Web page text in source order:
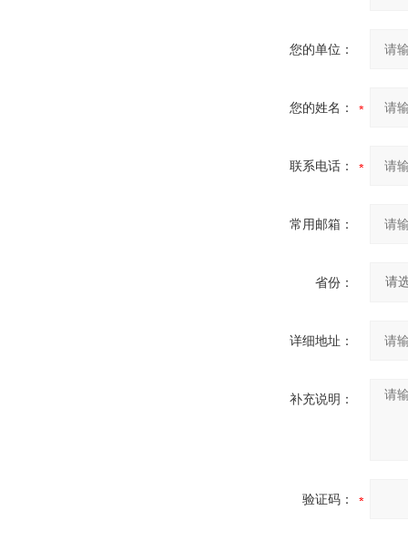
您的单位：
您的姓名：
联系电话：
常用邮箱：
省份：
详细地址：
补充说明：
验证码：